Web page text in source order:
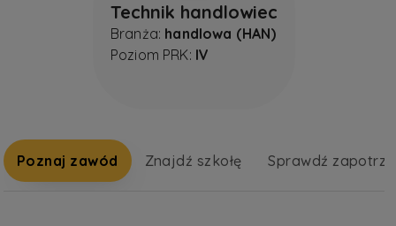
Technik handlowiec
Branża: handlowa (HAN)
Poziom PRK: IV
Poznaj zawód Znajdź szkołę Sprawdź